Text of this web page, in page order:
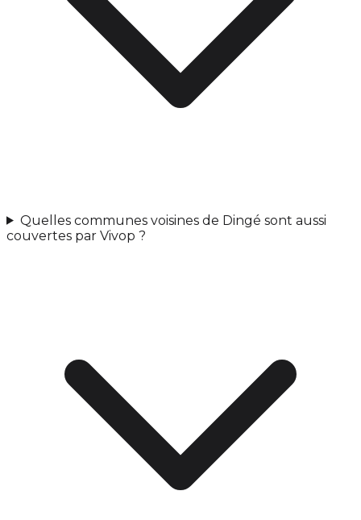
Quelles communes voisines de Dingé sont aussi
couvertes par Vivop ?